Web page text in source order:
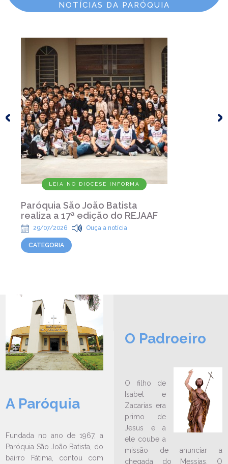
NOTÍCIAS DA PARÓQUIA
LEIA NO DIOCESE INFORMA
Paróquia São João Batista
realiza a 17ª edição do REJAAF
29/07/2026 Ouça a notícia
CATEGORIA
LEIA NO DIOCESE INFORMA
Paróquia São João Batista, no
bairro Fátima, está com
A Paróquia
Fundada no ano de 1967, a
Paróquia São João Batista, do
bairro Fátima, contou com
O Padroeiro
O filho de
Isabel e
Zacarias era
primo de
Jesus e a
ele coube a
missão de anunciar a
chegada do Messias. O